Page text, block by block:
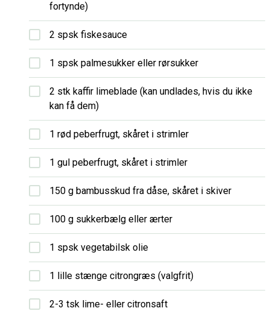
fortynde)
2 spsk fiskesauce
1 spsk palmesukker eller rørsukker
2 stk kaffir limeblade (kan undlades, hvis du ikke
kan få dem)
1 rød peberfrugt, skåret i strimler
1 gul peberfrugt, skåret i strimler
150 g bambusskud fra dåse, skåret i skiver
100 g sukkerbælg eller ærter
1 spsk vegetabilsk olie
1 lille stænge citrongræs (valgfrit)
2-3 tsk lime- eller citronsaft